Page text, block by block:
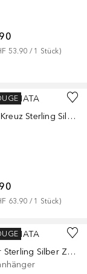
53.90 / 1 Stück)
DONATA
Halskette Kreuz Sterling Silber Zirkonia in Silber
63.90 / 1 Stück)
DONATA
Anhänger Sterling Silber Zirkonia Muschelkernperle in Silber